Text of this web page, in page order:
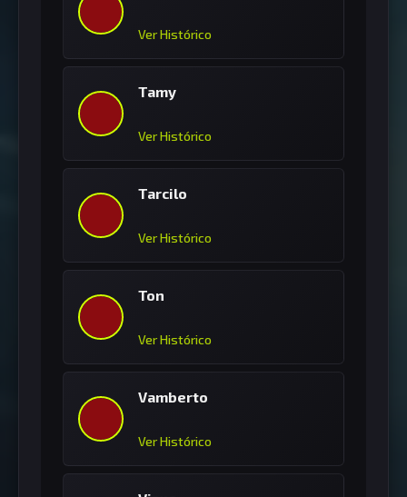
Ver Histórico
Tamy
Ver Histórico
Tarcilo
Ver Histórico
Ton
Ver Histórico
Vamberto
Ver Histórico